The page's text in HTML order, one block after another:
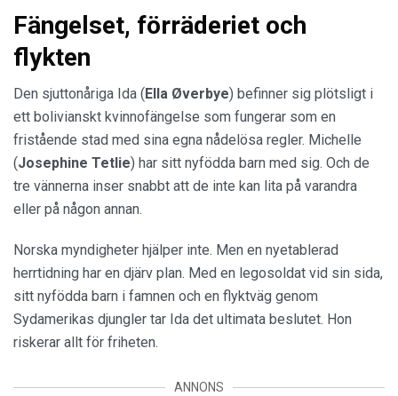
Fängelset, förräderiet och
flykten
Den sjuttonåriga Ida ( Ella Øverbye) befinner sig plötsligt i
ett bolivianskt kvinnofängelse som fungerar som en
fristående stad med sina egna nådelösa regler. Michelle
(Josephine Tetlie) har sitt nyfödda barn med sig. Och de
tre vännerna inser snabbt att de inte kan lita på varandra
eller på någon annan.
Norska myndigheter hjälper inte. Men en nyetablerad
herrtidning har en djärv plan. Med en legosoldat vid sin sida,
sitt nyfödda barn i famnen och en flyktväg genom
Sydamerikas djungler tar Ida det ultimata beslutet. Hon
riskerar allt för friheten.
ANNONS